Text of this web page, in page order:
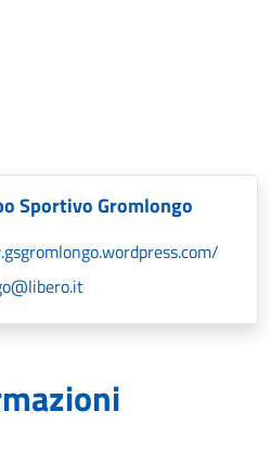
Sportivo Gromlongo